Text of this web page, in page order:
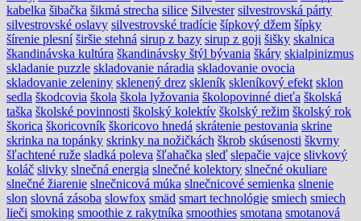
kabelka šibačka šikmá strecha silice Silvester silvestrovská párty
silvestrovské oslavy silvestrovské tradície šípkový džem šípky
šírenie plesní širšie stehná sirup z bazy sirup z goji šišky skalnica
škandinávska kultúra škandinávsky štýl bývania škáry skialpinizmus
skladanie puzzle skladovanie náradia skladovanie ovocia
skladovanie zeleniny sklenený drez skleník skleníkový efekt sklon
sedla škodcovia škola škola lyžovania školopovinné dieťa školská
taška školské povinnosti školský kolektív školský režim školský rok
škorica škoricovník škoricovo hnedá skrátenie pestovania skrine
skrinka na topánky skrinky na nožičkách škrob skúsenosti škvrny
šľachtené ruže sladká poleva šľahačka sleď slepačie vajce slivkový
koláč slivky slnečná energia slnečné kolektory slnečné okuliare
slnečné žiarenie slnečnicová múka slnečnicové semienka slnenie
slon slovná zásoba slowfox smäd smart technológie smiech smiech
lieči smoking smoothie z rakytníka smoothies smotana smotanová